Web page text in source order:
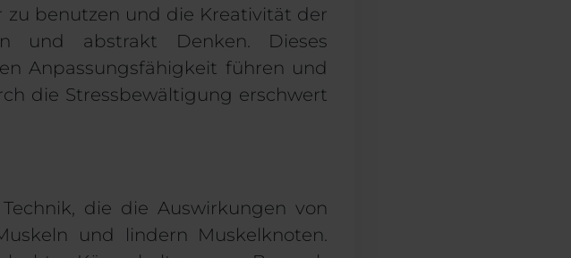
benutzen und die Kreativität der
und abstrakt Denken. Dieses
Anpassungsfähigkeit führen und
die Stressbewältigung erschwert
die die Auswirkungen von
und lindern Muskelknoten.